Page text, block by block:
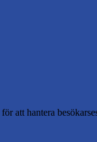
att hantera